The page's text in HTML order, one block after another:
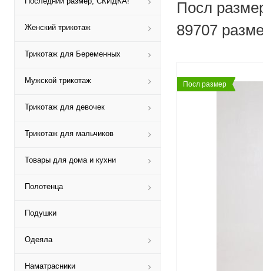
Женский трикотаж
Трикотаж для Беременных
Мужской трикотаж
Трикотаж для девочек
Трикотаж для мальчиков
Товары для дома и кухни
Полотенца
Подушки
Одеяла
Наматрасники
Посл
89707
Посл размер